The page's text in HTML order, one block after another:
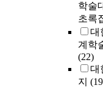
학술
초록
대
계학
(22)
대
지